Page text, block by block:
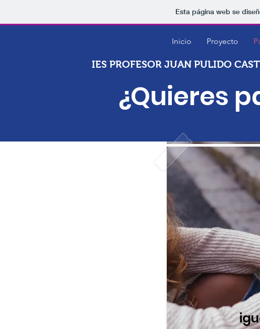
Esta página web se
Inicio Proyecto
IES PROFESOR JUAN PULIDO
¿Quieres